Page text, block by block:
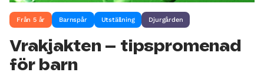
Från 5 år Barnspår Utställning Djurgården
Vrakjakten – tipspromenad
för barn